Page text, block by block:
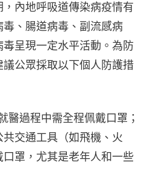
內地呼吸道傳染病疫情有
、腸道病毒、副流感病
呈現一定水平活動。為防
公眾採取以下個人防護措
醫過程中需全程佩戴口罩；
交通工具（如飛機、火
罩，尤其是老年人和一些